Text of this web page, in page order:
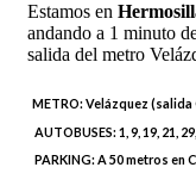
Estamos en
andando a 1 minuto
salida del metro
METRO:Velázquez (salida
AUTOBUSES:1, 9, 19, 21,
PARKING:A 50 metros en